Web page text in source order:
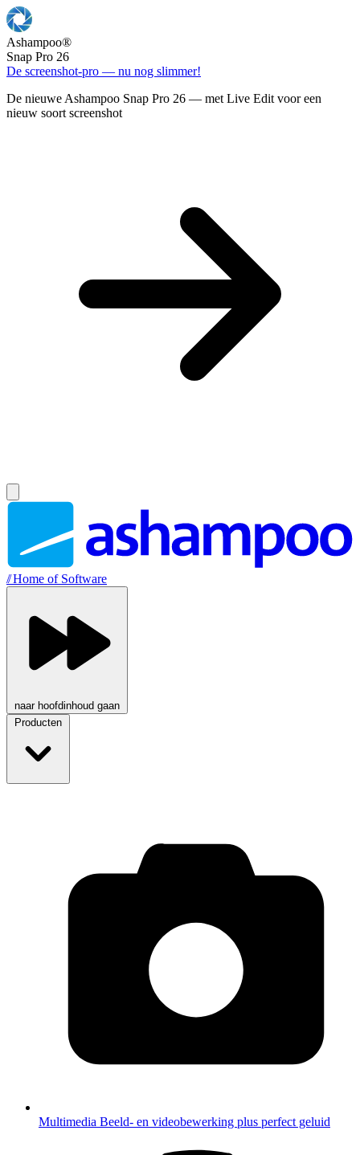
Ashampoo®
Snap Pro 26
De screenshot-pro — nu nog slimmer!
De nieuwe Ashampoo Snap Pro 26 — met Live Edit voor een
nieuw soort screenshot
//Home of Software
naar hoofdinhoud gaan
Producten
Multimedia Beeld- en videobewerking plus perfect geluid